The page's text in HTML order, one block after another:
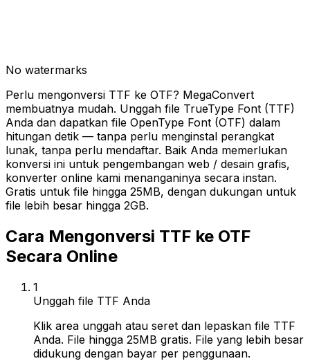
No watermarks
Perlu mengonversi TTF ke OTF? MegaConvert
membuatnya mudah. Unggah file TrueType Font (TTF)
Anda dan dapatkan file OpenType Font (OTF) dalam
hitungan detik — tanpa perlu menginstal perangkat
lunak, tanpa perlu mendaftar. Baik Anda memerlukan
konversi ini untuk pengembangan web / desain grafis,
konverter online kami menanganinya secara instan.
Gratis untuk file hingga 25MB, dengan dukungan untuk
file lebih besar hingga 2GB.
Cara Mengonversi TTF ke OTF
Secara Online
1
Unggah file TTF Anda
Klik area unggah atau seret dan lepaskan file TTF
Anda. File hingga 25MB gratis. File yang lebih besar
didukung dengan bayar per penggunaan.